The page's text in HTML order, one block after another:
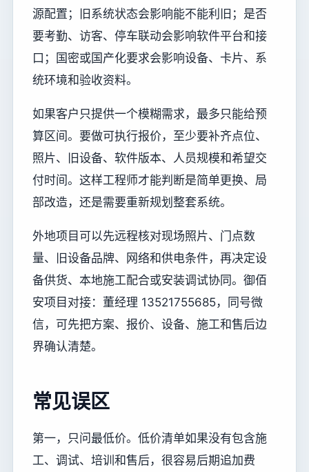
源配置；旧系统状态会影响能不能利旧；是否
要考勤、访客、停车联动会影响软件平台和接
口；国密或国产化要求会影响设备、卡片、系
统环境和验收资料。
如果客户只提供一个模糊需求，最多只能给预
算区间。要做可执行报价，至少要补齐点位、
照片、旧设备、软件版本、人员规模和希望交
付时间。这样工程师才能判断是简单更换、局
部改造，还是需要重新规划整套系统。
外地项目可以先远程核对现场照片、门点数
量、旧设备品牌、网络和供电条件，再决定设
备供货、本地施工配合或安装调试协同。御佰
安项目对接：董经理 13521755685，同号微
信，可先把方案、报价、设备、施工和售后边
界确认清楚。
常见误区
第一，只问最低价。低价清单如果没有包含施
工、调试、培训和售后，很容易后期追加费